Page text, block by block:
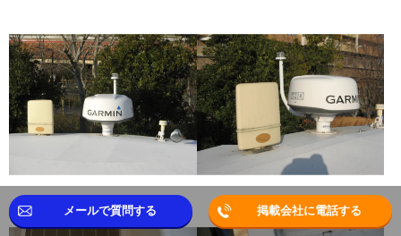
メールで質問する 掲載会社に電話する